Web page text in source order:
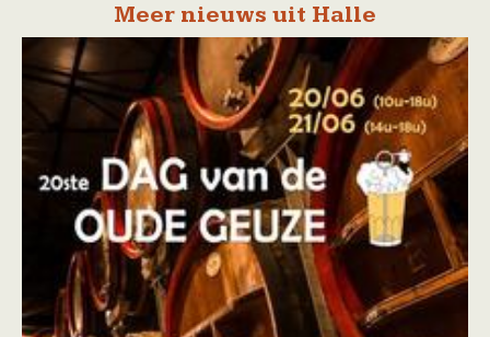
Meer nieuws uit Halle